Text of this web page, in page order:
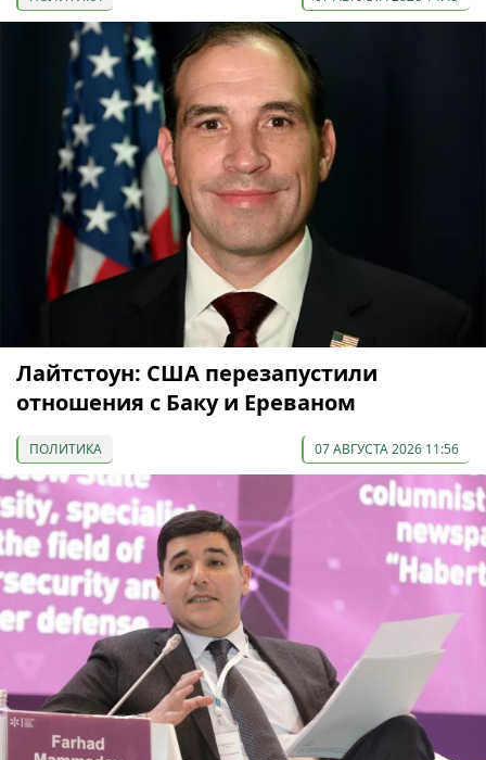
Лайтстоун: США перезапустили
отношения с Баку и Ереваном
ПОЛИТИКА 07 АВГУСТА 2026 11:56